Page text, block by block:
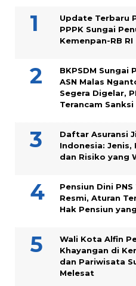
Update Terbaru
PPPK Sungai
Kemenpan-RB RI
BKPSDM Sungai
ASN Malas
Segera Digelar,
Terancam Sanksi
Daftar Asuransi
Indonesia: Jenis,
dan Risiko yang
Pensiun Dini
Resmi, Aturan
Hak Pensiun
Wali Kota Alfin
Khayangan di
dan Pariwisata
Melesat